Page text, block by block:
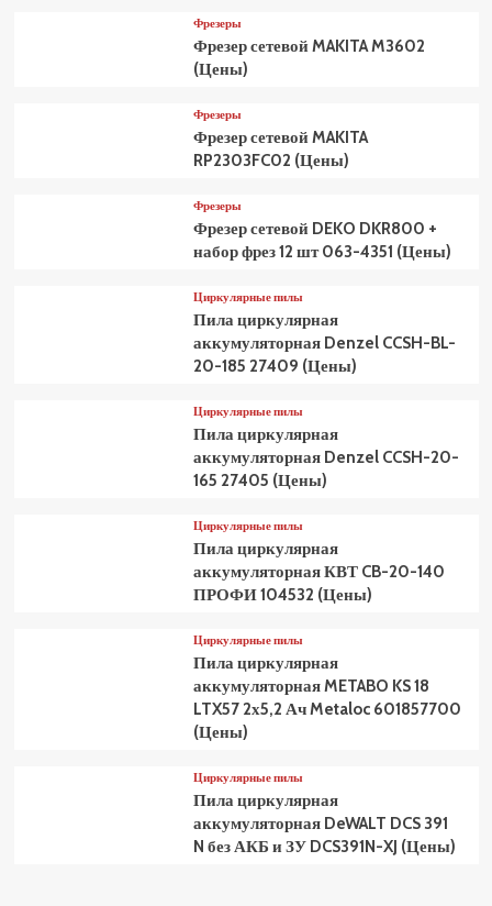
Фрезеры
Фрезер сетевой MAKITA M3602
(Цены)
Фрезеры
Фрезер сетевой MAKITA
RP2303FC02 (Цены)
Фрезеры
Фрезер сетевой DEKO DKR800 +
набор фрез 12 шт 063-4351 (Цены)
Циркулярные пилы
Пила циркулярная
аккумуляторная Denzel CCSH-BL-
20-185 27409 (Цены)
Циркулярные пилы
Пила циркулярная
аккумуляторная Denzel CCSH-20-
165 27405 (Цены)
Циркулярные пилы
Пила циркулярная
аккумуляторная КВТ CB-20-140
ПРОФИ 104532 (Цены)
Циркулярные пилы
Пила циркулярная
аккумуляторная METABO KS 18
LTX57 2х5,2 Ач Metaloc 601857700
(Цены)
Циркулярные пилы
Пила циркулярная
аккумуляторная DeWALT DCS 391
N без АКБ и ЗУ DCS391N-XJ (Цены)